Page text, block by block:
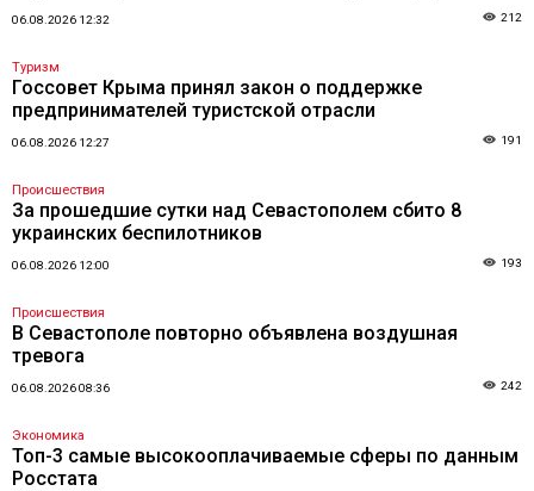
06.08.2026 12:32 212
Туризм
Госсовет Крыма принял закон о поддержке
предпринимателей туристской отрасли
06.08.2026 12:27 191
Происшествия
За прошедшие сутки над Севастополем сбито 8
украинских беспилотников
06.08.2026 12:00 193
Происшествия
В Севастополе повторно объявлена воздушная
тревога
06.08.2026 08:36 242
Экономика
Топ-3 самые высокооплачиваемые сферы по данным
Росстата